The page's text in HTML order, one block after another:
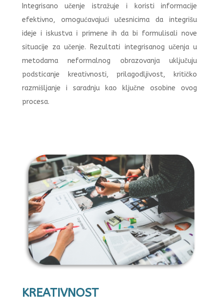
Integrisano učenje istražuje i koristi informacije
efektivno, omogućavajući učesnicima da integrišu
ideje i iskustva i primene ih da bi formulisali nove
situacije za učenje. Rezultati integrisanog učenja u
metodama neformalnog obrazovanja uključuju
podsticanje kreativnosti, prilagodljivost, kritičko
razmišljanje i saradnju kao ključne osobine ovog
procesa.
KREATIVNOST